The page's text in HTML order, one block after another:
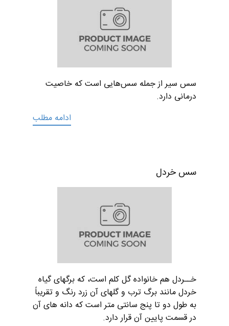
سس سیر از جمله سس‌هایی است که خاصیت
درمانی دارد.
ادامه مطلب
سس خردل
خــردل هم خانواده گل کلم است، که برگهای گیاه
خردل مانند برگ ترب و گلهای آن زرد رنگ و تقریباً
به طول دو تا پنج سانتی متر است که دانه های آن
در قسمت پایین آن قرار دارد.